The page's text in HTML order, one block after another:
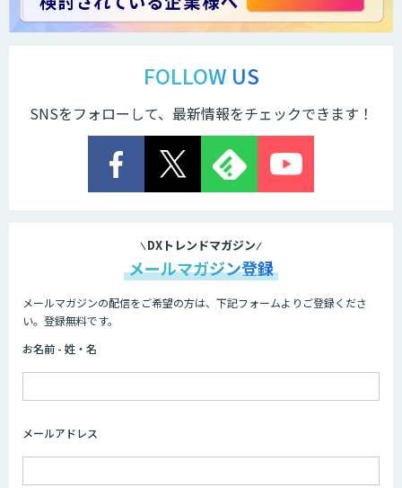
FOLLOW US
SNSをフォローして、最新情報をチェックできます！
DXトレンドマガジン
メールマガジン登録
メールマガジンの配信をご希望の方は、下記フォームよりご登録くださ
い。登録無料です。
お名前 - 姓・名
メールアドレス